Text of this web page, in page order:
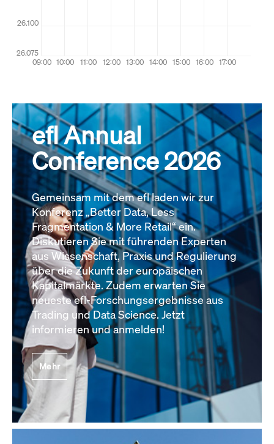
efl Annual
Conference 2026
Gemeinsam mit dem efl laden wir zur
Konferenz „Better Data, Less
Fragmentation & More Retail“ ein.
Diskutieren Sie mit führenden Experten
aus Wissenschaft, Praxis und Regulierung
über die Zukunft der europäischen
Kapitalmärkte. Zudem erwarten Sie
neueste efl-Forschungsergebnisse aus
Trading und Data Science. Jetzt
informieren und anmelden!
Mehr